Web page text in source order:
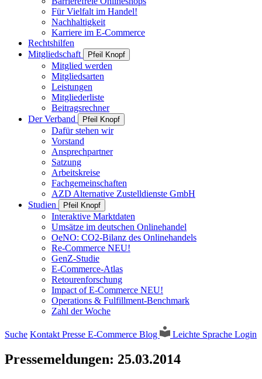
Für Vielfalt im Handel!
Nachhaltigkeit
Karriere im E-Commerce
Rechtshilfen
Mitgliedschaft
Pfeil Knopf
Mitglied werden
Mitgliedsarten
Leistungen
Mitgliederliste
Beitragsrechner
Der Verband
Pfeil Knopf
Dafür stehen wir
Vorstand
Ansprechpartner
Satzung
Arbeitskreise
Fachgemeinschaften
AZD Alternative Zustelldienste GmbH
Studien
Pfeil Knopf
Interaktive Marktdaten
Umsätze im deutschen Onlinehandel
OeNO: CO2-Bilanz des Onlinehandels
Re-Commerce NEU!
GenZ-Studie
E-Commerce-Atlas
Retourenforschung
Impact of E-Commerce NEU!
Operations & Fulfillment-Benchmark
Zahl der Woche
Suche Kontakt Presse E-Commerce Blog Leichte Sprache Login
Pressemeldungen: 25.03.2014